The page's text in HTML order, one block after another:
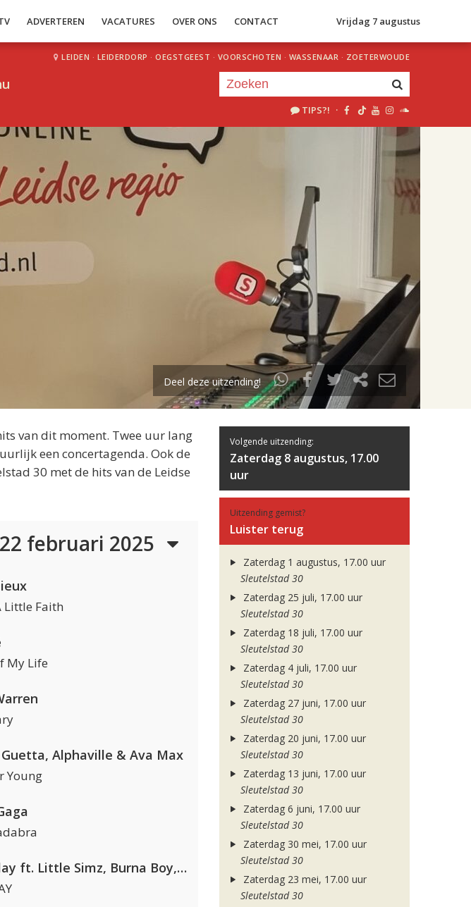
ADVERTEREN VACATURES OVER ONS CONTACT Vrijdag 7 augustus
LEIDEN · LEIDERDORP · OEGSTGEEST · VOORSCHOTEN · WASSENAAR · ZOETERWOUDE
TIPS?! ·
uur 1 van 2
Volgend uur
Deel deze uitzending!
van dit moment. Twee uur lang
een concertagenda. Ook de
30 met de hits van de Leidse
22 februari 2025
Little Faith
My Life
Alphaville & Ava Max
Young
Coldplay ft. Little Simz, Burna Boy, Elyanna & Tini
Volgende uitzending:
Zaterdag 8 augustus, 17.00
uur
Uitzending gemist?
Luister terug
Zaterdag 1 augustus, 17.00 uur
Sleutelstad 30
Zaterdag 25 juli, 17.00 uur
Sleutelstad 30
Zaterdag 18 juli, 17.00 uur
Sleutelstad 30
Zaterdag 4 juli, 17.00 uur
Sleutelstad 30
Zaterdag 27 juni, 17.00 uur
Sleutelstad 30
Zaterdag 20 juni, 17.00 uur
Sleutelstad 30
Zaterdag 13 juni, 17.00 uur
Sleutelstad 30
Zaterdag 6 juni, 17.00 uur
Sleutelstad 30
Zaterdag 30 mei, 17.00 uur
Sleutelstad 30
Zaterdag 23 mei, 17.00 uur
Sleutelstad 30